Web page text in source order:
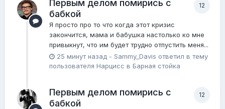
12
Первым делом помирись с
бабкой
Я просто про то что когда этот кризис
закончится, мама и бабушка настолько ко мне
привыкнут, что им будет трудно отпустить меня...
25 минут назад - Sammy_Davis ответил в тему
пользователя Нарцисс в Барная стойка
12
Первым делом помирись с
бабкой